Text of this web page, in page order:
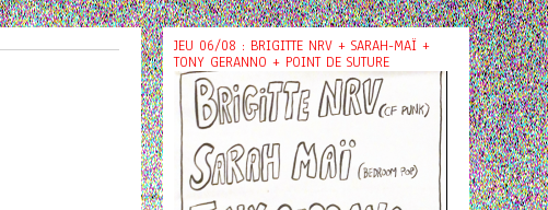
JEU 06/08 : BRIGITTE NRV + SARAH-MAÏ +
TONY GERANNO + POINT DE SUTURE